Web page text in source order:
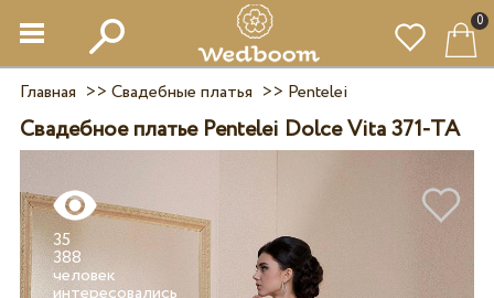
0
Главная >> Свадебные платья >> Pentelei
Свадебное платье Pentelei Dolce Vita 371-TA
35
388
человек